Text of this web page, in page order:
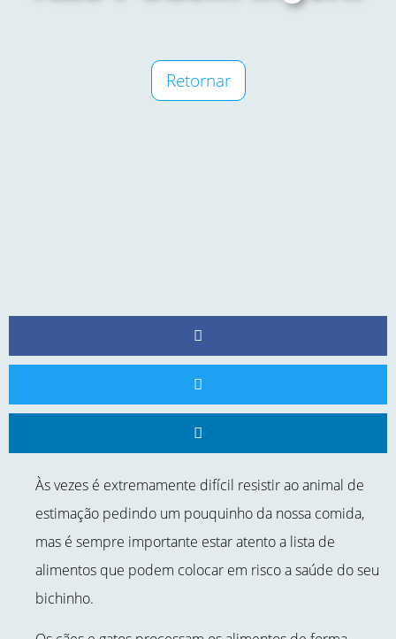
Retornar
Às vezes é extremamente difícil resistir ao animal de
estimação pedindo um pouquinho da nossa comida,
mas é sempre importante estar atento a lista de
alimentos que podem colocar em risco a saúde do seu
bichinho.